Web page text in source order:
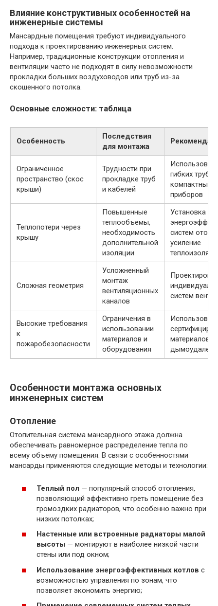
Влияние конструктивных особенностей на
инженерные системы
Мансардные помещения требуют индивидуального
подхода к проектированию инженерных систем.
Например, традиционные конструкции отопления и
вентиляции часто не подходят в силу невозможности
прокладки больших воздуховодов или труб из-за
скошенного потолка.
Основные сложности: таблица
Особенность
Последствия
для монтажа
Ограниченное
пространство (скос
крыши)
Трудности при
прокладке труб
и кабелей
гибких труб,
компактных
приборов
Теплопотери через
крышу
Повышенные
теплообъемы,
необходимость
дополнительной
изоляции
Установка
систем
усиление
Сложная геометрия
Усложненный
монтаж
вентиляционных
каналов
систем
Высокие требования
к
пожаробезопасности
Ограничения в
использовании
материалов и
оборудования
материалов,
Особенности монтажа основных
инженерных систем
Отопление
Отопительная система мансардного этажа должна
обеспечивать равномерное распределение тепла по
всему объему помещения. В связи с особенностями
мансарды применяются следующие методы и технологии:
Теплый пол — популярный способ отопления,
позволяющий эффективно греть помещение без
громоздких радиаторов, что особенно важно при
низких потолках;
Настенные или встроенные радиаторы малой
высоты — монтируют в наиболее низкой части
стены или под окном;
Использование энергоэффективных котлов с
возможностью управления по зонам, что
позволяет экономить энергию;